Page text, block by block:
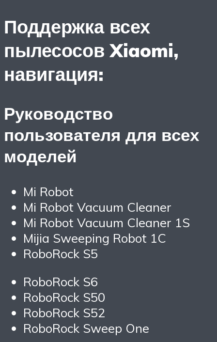
Поддержка всех
пылесосов Xiaomi,
навигация:
Руководство
пользователя для всех
моделей
Mi Robot
Mi Robot Vacuum Cleaner
Mi Robot Vacuum Cleaner 1S
Mijia Sweeping Robot 1C
RoboRock S5
RoboRock S6
RoboRock S50
RoboRock S52
RoboRock Sweep One